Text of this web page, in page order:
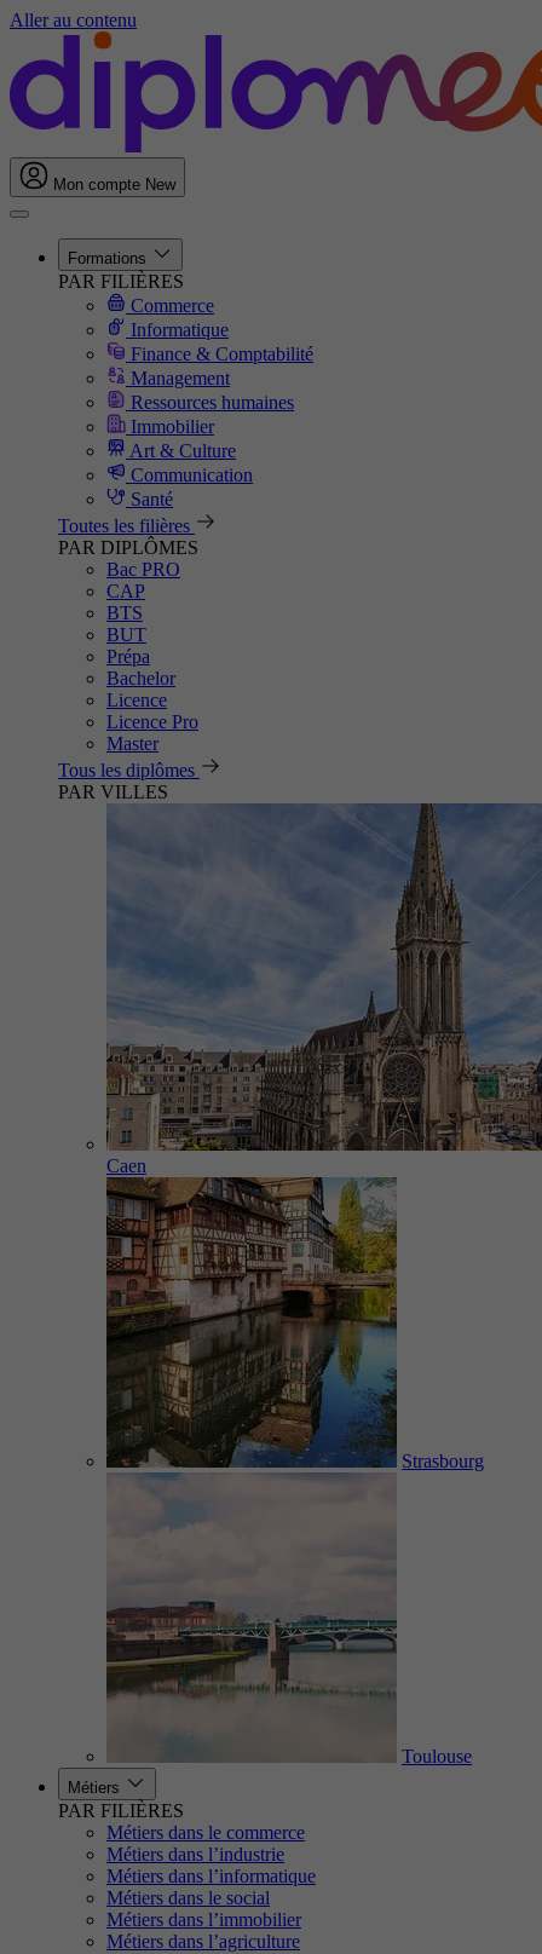
Aller au contenu
Mon compte New
Formations
PAR FILIÈRES
Commerce
Informatique
Finance & Comptabilité
Management
Ressources humaines
Immobilier
Art & Culture
Communication
Santé
Toutes les filières
PAR DIPLÔMES
Bac PRO
CAP
BTS
BUT
Prépa
Bachelor
Licence
Licence Pro
Master
Tous les diplômes
PAR VILLES
Caen
Strasbourg
Toulouse
Métiers
PAR FILIÈRES
Métiers dans le commerce
Métiers dans l’industrie
Métiers dans l’informatique
Métiers dans le social
Métiers dans l’immobilier
Métiers dans l’agriculture